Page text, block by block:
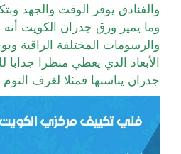
والفنادق يوفر الوقت والجهد
وما يميز ورق جدران الكويت أنه
والرسومات المختلفة الراقية
الأبعاد الذي يعطي منظرا
جدران يناسبها فمثلا لغرف